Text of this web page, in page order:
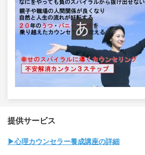
提供サービス
▶心理カウンセラー養成講座の詳細